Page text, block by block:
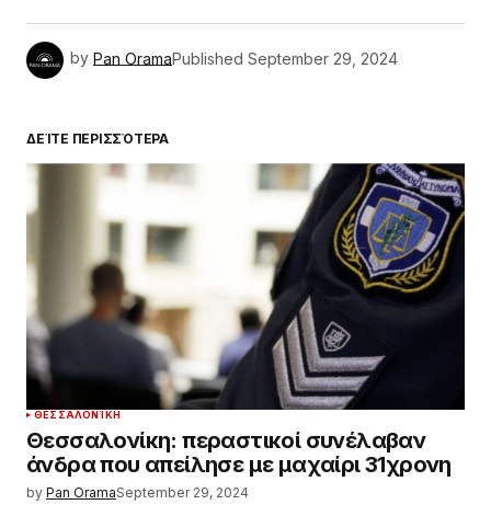
by Pan OramaPublished September 29, 2024
ΔΕΊΤΕ ΠΕΡΙΣΣΌΤΕΡΑ
ΘΕΣΣΑΛΟΝΊΚΗ
Θεσσαλονίκη: περαστικοί συνέλαβαν
άνδρα που απείλησε με μαχαίρι 31χρονη
by Pan OramaSeptember 29, 2024